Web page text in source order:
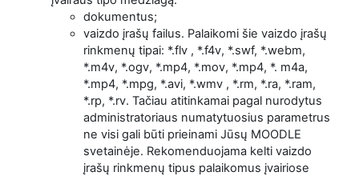
dokumentus;
vaizdo įrašų failus. Palaikomi šie vaizdo įrašų
rinkmenų tipai: *.flv , *.f4v, *.swf, *.webm,
*.m4v, *.ogv, *.mp4, *.mov, *.mp4, *. m4a,
*.mp4, *.mpg, *.avi, *.wmv , *.rm, *.ra, *.ram,
*.rp, *.rv. Tačiau atitinkamai pagal nurodytus
administratoriaus numatytuosius parametrus
ne visi gali būti prieinami Jūsų MOODLE
svetainėje. Rekomenduojama kelti vaizdo
įrašų rinkmenų tipus palaikomus įvairiose